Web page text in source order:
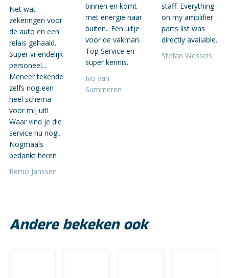
Net wat
zekeringen voor
de auto en een
relais gehaald.
Super vriendelijk
personeel...
Meneer tekende
zelfs nog een
heel schema
voor mij uit!
Waar vind je die
service nu nog!.
Nogmaals
bedankt heren
Remo Janssen
binnen en komt
met energie naar
buiten.. Een uitje
voor de vakman.
Top Service en
super kennis.
Ivo van
Summeren
staff. Everything
on my amplifier
parts list was
directly available.
Stefan Wessels
Andere bekeken ook